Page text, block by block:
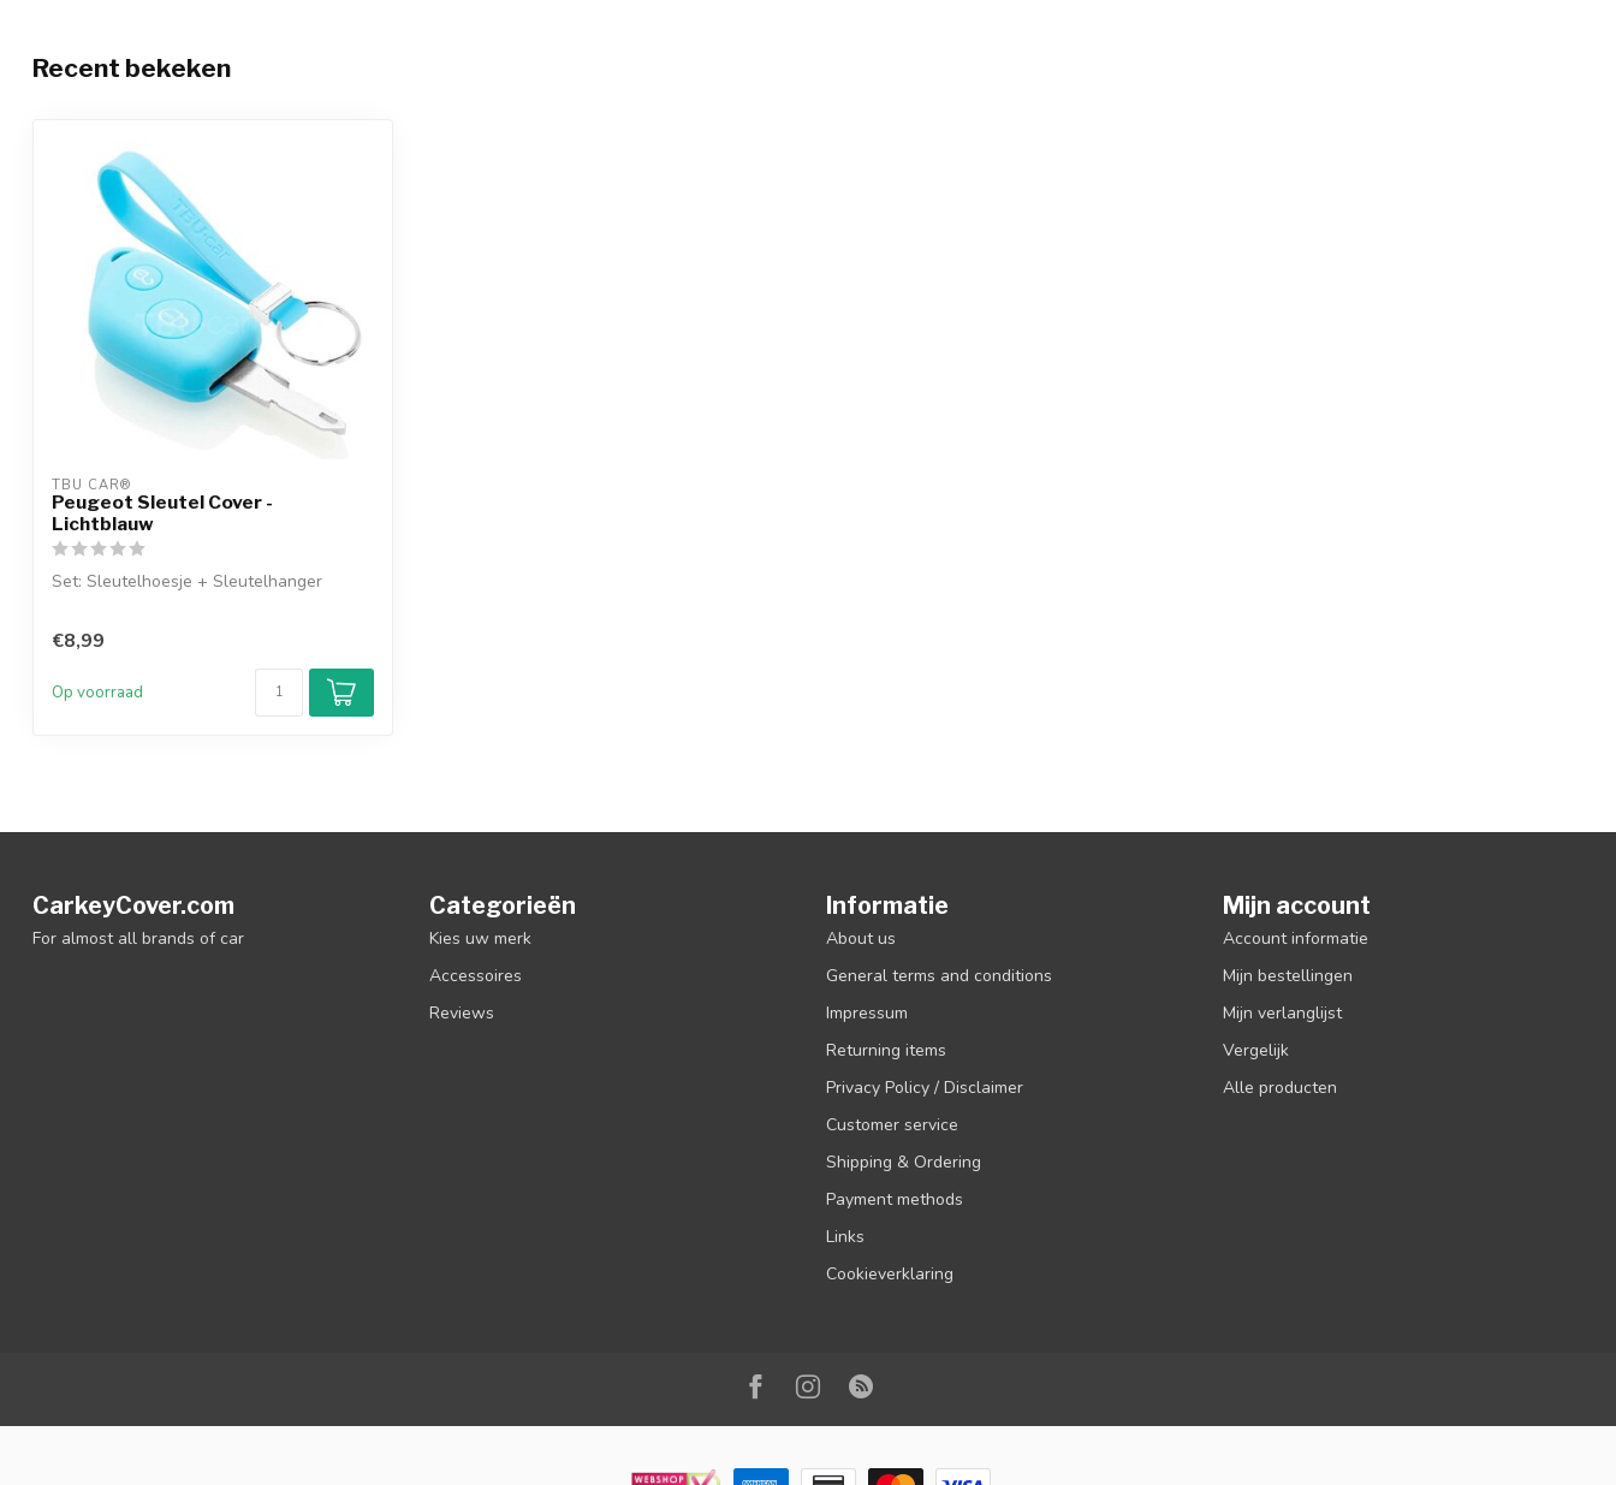
Recent bekeken
TBU CAR®
Peugeot Sleutel Cover -
Lichtblauw
Set: Sleutelhoesje + Sleutelhanger
€8,99
Op voorraad
CarkeyCover.com
For almost all brands of car
Categorieën
Kies uw merk
Accessoires
Reviews
Informatie
About us
General terms and conditions
Impressum
Returning items
Privacy Policy / Disclaimer
Customer service
Shipping & Ordering
Payment methods
Links
Cookieverklaring
Mijn account
Account informatie
Mijn bestellingen
Mijn verlanglijst
Vergelijk
Alle producten